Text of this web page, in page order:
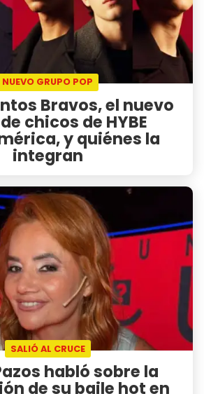
NUEVO GRUPO POP
Bravos, el nuevo
chicos de HYBE
y quiénes la
integran
SALIÓ AL CRUCE
habló sobre la
de su baile hot en